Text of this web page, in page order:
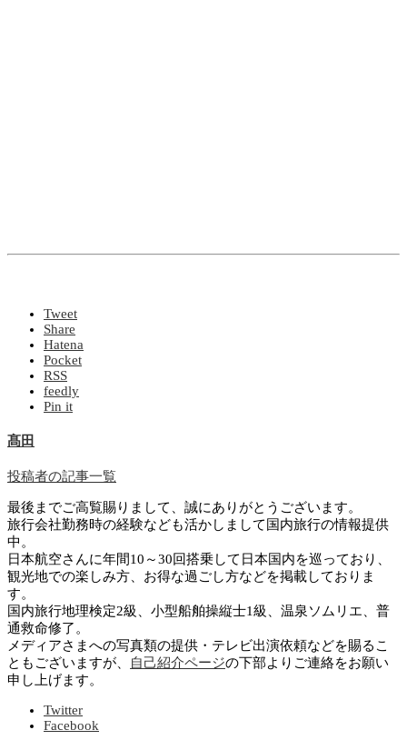
Tweet
Share
Hatena
Pocket
RSS
feedly
Pin it
髙田
投稿者の記事一覧
最後までご高覧賜りまして、誠にありがとうございます。
旅行会社勤務時の経験なども活かしまして国内旅行の情報提供
中。
日本航空さんに年間10～30回搭乗して日本国内を巡っており、
観光地での楽しみ方、お得な過ごし方などを掲載しておりま
す。
国内旅行地理検定2級、小型船舶操縦士1級、温泉ソムリエ、普
通救命修了。
メディアさまへの写真類の提供・テレビ出演依頼などを賜るこ
ともございますが、
自己紹介ページの下部よりご連絡をお願い
申し上げます。
Twitter
Facebook